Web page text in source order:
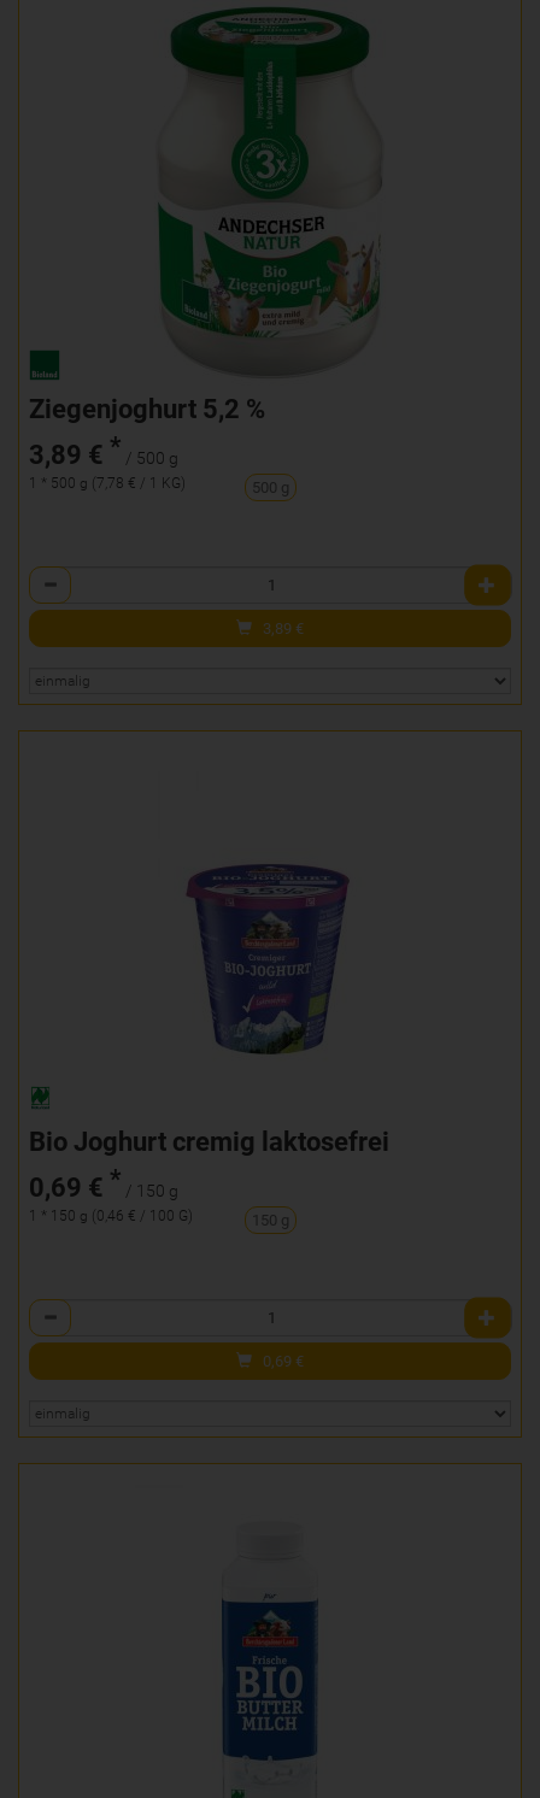
Ziegenjoghurt 5,2 %
3,89 € * / 500 g
1 * 500 g (7,78 € / 1 KG) 500 g
Anzahl
3,89 €
Bio Joghurt cremig laktosefrei
0,69 € * / 150 g
1 * 150 g (0,46 € / 100 G) 150 g
Anzahl
0,69 €